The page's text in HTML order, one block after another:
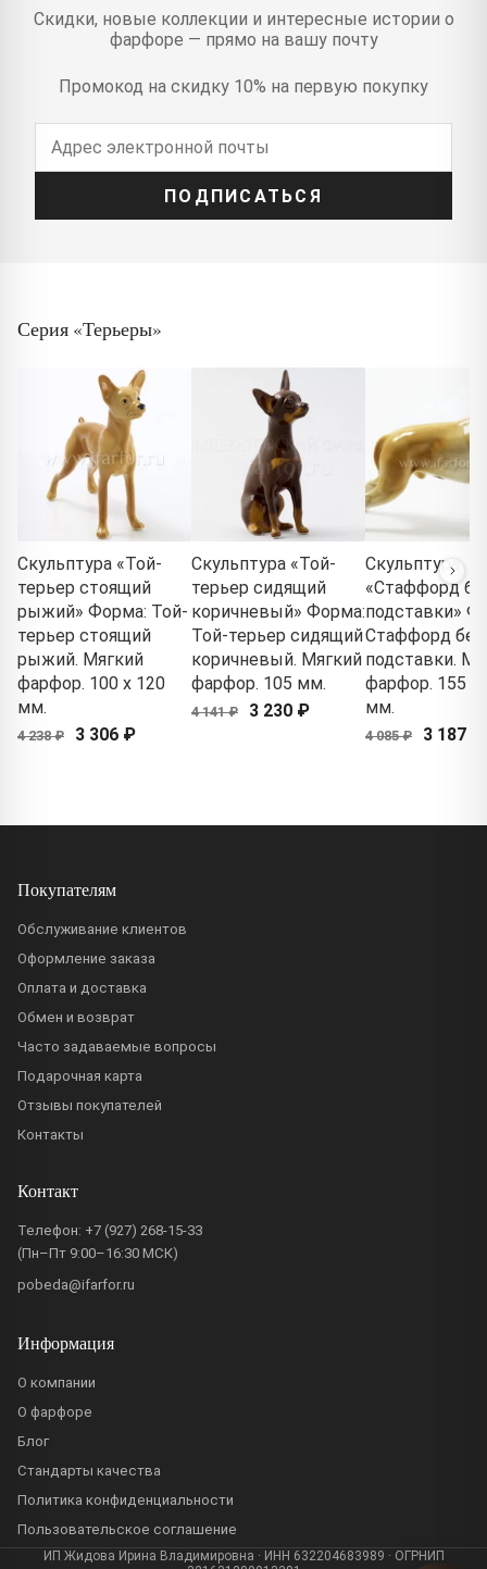
Скидки, новые коллекции и интересные истории о
фарфоре — прямо на вашу почту
Промокод на скидку 10% на первую покупку
ПОДПИСАТЬСЯ
Серия «Терьеры»
Скульптура «Той-
терьер стоящий
рыжий» Форма: Той-
терьер стоящий
рыжий. Мягкий
фарфор. 100 x 120
мм.
4 238 ₽ 3 306 ₽
Скульптура «Той-
терьер сидящий
коричневый» Форма:
Той-терьер сидящий
коричневый. Мягкий
фарфор. 105 мм.
4 141 ₽ 3 230 ₽
Скульптура
«Стаффорд
подставки»
Стаффорд без
подставки.
фарфор. 155 x
мм.
4 085 ₽ 3 187 ₽
Покупателям
Обслуживание клиентов
Оформление заказа
Оплата и доставка
Обмен и возврат
Часто задаваемые вопросы
Подарочная карта
Отзывы покупателей
Контакты
Контакт
Телефон: +7 (927) 268-15-33
(Пн–Пт 9:00–16:30 МСК)
pobeda@ifarfor.ru
Информация
О компании
О фарфоре
Блог
Стандарты качества
Политика конфиденциальности
Пользовательское соглашение
ИП Жидова Ирина Владимировна · ИНН 632204683989 · ОГРНИП